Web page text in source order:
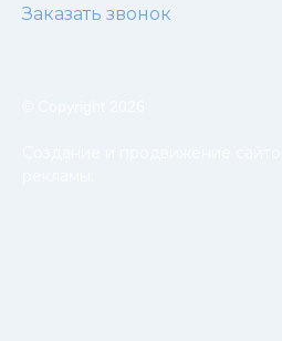
Заказать звонок